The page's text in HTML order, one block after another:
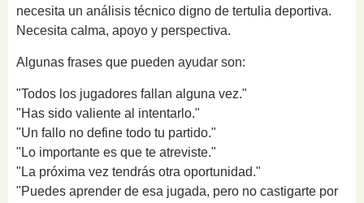
necesita un análisis técnico digno de tertulia deportiva.
Necesita calma, apoyo y perspectiva.
Algunas frases que pueden ayudar son:
"Todos los jugadores fallan alguna vez."
"Has sido valiente al intentarlo."
"Un fallo no define todo tu partido."
"Lo importante es que te atreviste."
"La próxima vez tendrás otra oportunidad."
"Puedes aprender de esa jugada, pero no castigarte por